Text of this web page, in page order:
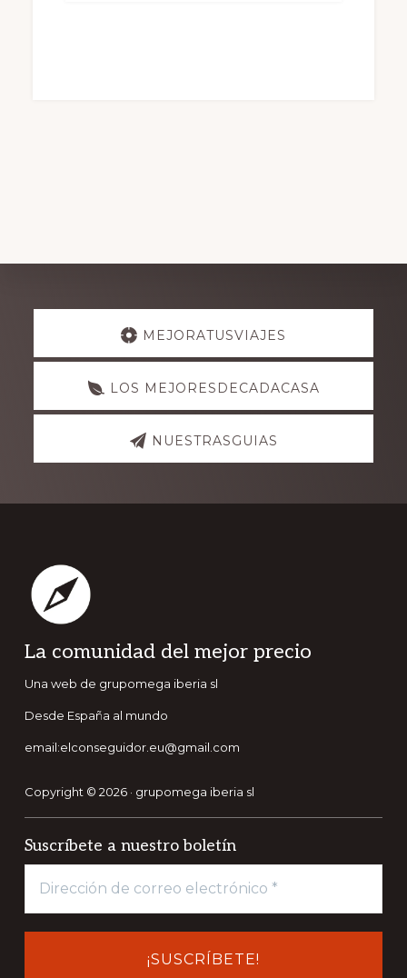
Explore
MEJORATUSVIAJES
LOS MEJORESDECADACASA
NUESTRASGUIAS
Footer
La comunidad del mejor precio
Una web de grupomega iberia sl
Desde España al mundo
email:elconseguidor.eu@gmail.com
Copyright © 2026 · grupomega iberia sl
Suscríbete a nuestro boletín